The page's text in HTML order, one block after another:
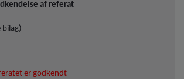
af referat
bilag)
er godkendt